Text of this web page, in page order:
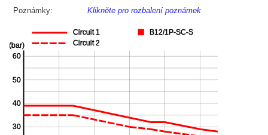
Poznámky: Klikněte pro rozbalení poznámek